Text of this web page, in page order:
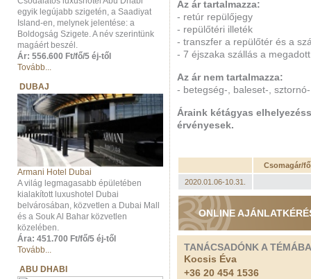
egyik legújabb szigetén, a Saadiyat
Island-en, melynek jelentése: a
Boldogság Szigete. A név szerintünk
magáért beszél.
Ár: 556.600 Ft/fő/5 éj-től
Tovább...
DUBAJ
Armani Hotel Dubai
A világ legmagasabb épületében
kialakított luxushotel Dubai
belvárosában, közvetlen a Dubai Mall
és a Souk Al Bahar közvetlen
közelében.
Ára: 451.700 Ft/fő/5 éj-től
Tovább...
ABU DHABI
Az ár tartalmazza:
- retúr repülőjegy
- repülőtéri illeték
- transzfer a repülőtér és a
- 7 éjszaka szállás a
Az ár nem tartalmazza:
- betegség-, baleset-,
Áraink kétágyas
érvényesek.
Csomagár/
2020.01.06-10.31.
ONLINE
TANÁCSADÓNK A
Kocsis Éva
+36 20 454 1536